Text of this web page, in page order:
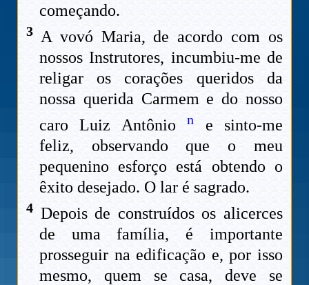
começando.
3 A vovó Maria, de acordo com os
nossos Instrutores, incumbiu-me de
religar os corações queridos da
nossa querida Carmem e do nosso
caro Luiz Antônion
e sinto-me
feliz, observando que o meu
pequenino esforço está obtendo o
êxito desejado. O lar é sagrado.
4 Depois de construídos os alicerces
de uma família, é importante
prosseguir na edificação e, por isso
mesmo, quem se casa, deve se